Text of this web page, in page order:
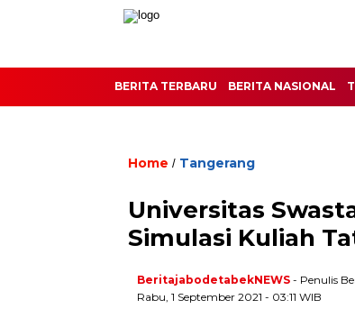
BERITA TERBARU BERITA NASIONAL
Home / Tangerang
Universitas
Simulasi Kuliah
BeritajabodetabekNEWS - Penulis
Rabu, 1 September 2021 - 03:11 WIB